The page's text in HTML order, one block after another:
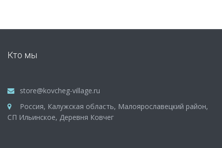
Кто мы
store@kovcheg-village.ru
Россия, Калужская область, Малоярославецкий район,
СП Ильинское, Деревня Ковчег